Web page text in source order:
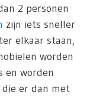
2 personen
zijn iets sneller
elkaar staan,
worden
en worden
er dan met